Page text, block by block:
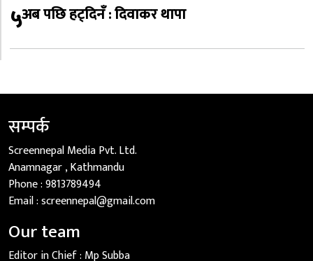
५अब पछि हट्दिनँ : दिवाकर थापा
सम्पर्क
Screennepal Media Pvt. Ltd.
Anamnagar , Kathmandu
Phone :9813789494
Email :screennepal@gmail.com
Our team
Editor in Chief : Mp Subba